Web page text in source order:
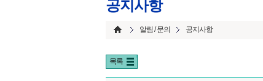
공지사항
알림 / 문의 공지사항
목록